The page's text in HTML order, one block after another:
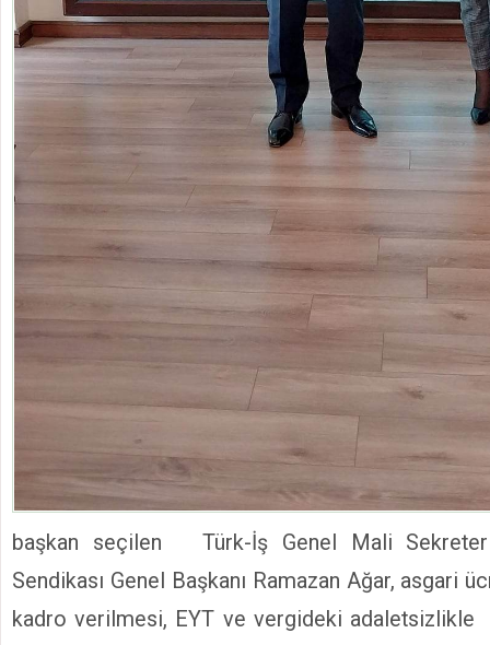
başkan seçilen Türk-İş Genel Mali
Sendikası Genel Başkanı Ramazan Ağar, asgari
kadro verilmesi, EYT ve vergideki adaletsizlikle